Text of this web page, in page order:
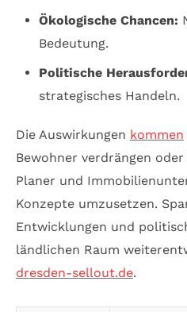
Ökologische Chancen:
Bedeutung.
Politische
strategisches Handeln.
Die Auswirkungen kommen
Bewohner verdrängen
Planer und
Konzepte umzusetzen.
Entwicklungen und
ländlichen Raum
dresden-sellout.de.